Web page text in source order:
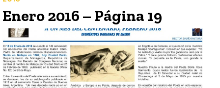
Enero 2016 – Página 19